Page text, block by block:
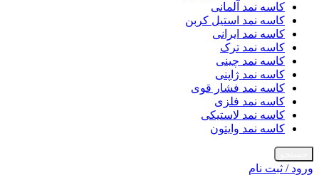
کاسه نمد آلمانی
کاسه نمد استیل کربن
کاسه نمد ایرانی
کاسه نمد ترک
کاسه نمد چینی
کاسه نمد ژاپنی
کاسه نمد فشار قوی
کاسه نمد فلزی
کاسه نمد لاستیکی
کاسه نمد وایتون
ورود / ثبت نام